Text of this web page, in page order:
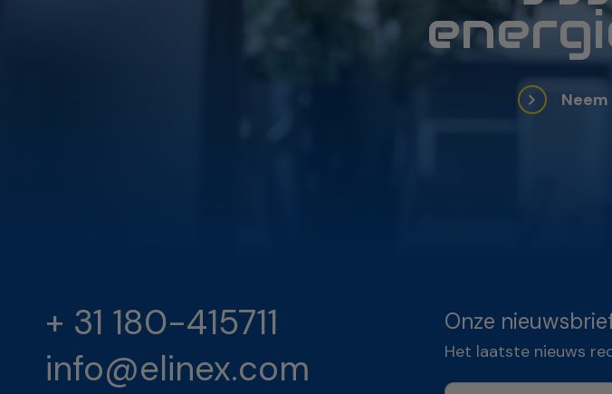
+ 31 180-415711
info@elinex.com
Onze
Het laatste nieuws